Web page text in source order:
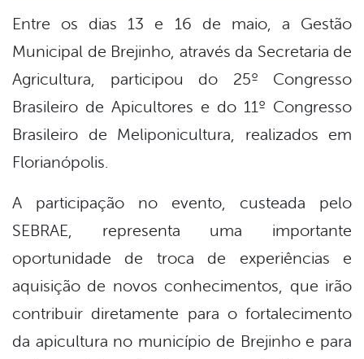
Entre os dias 13 e 16 de maio, a Gestão
Municipal de Brejinho, através da Secretaria de
Agricultura, participou do 25º Congresso
Brasileiro de Apicultores e do 11º Congresso
Brasileiro de Meliponicultura, realizados em
Florianópolis.
A participação no evento, custeada pelo
SEBRAE, representa uma importante
oportunidade de troca de experiências e
aquisição de novos conhecimentos, que irão
contribuir diretamente para o fortalecimento
da apicultura no município de Brejinho e para